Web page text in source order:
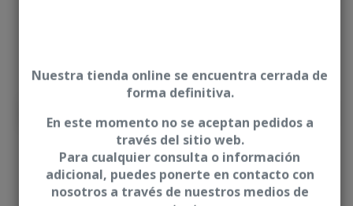
Nuestra tienda online se encuentra cerrada de
forma definitiva.
En este momento no se aceptan pedidos a
través del sitio web.
Para cualquier consulta o información
adicional, puedes ponerte en contacto con
nosotros a través de nuestros medios de